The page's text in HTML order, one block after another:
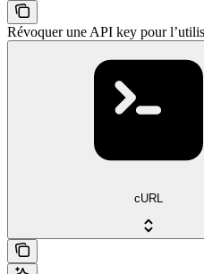
Révoquer une API key pour
cURL